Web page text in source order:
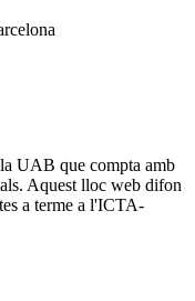
UAB que compta amb
Aquest lloc web difon
a terme a l'ICTA-